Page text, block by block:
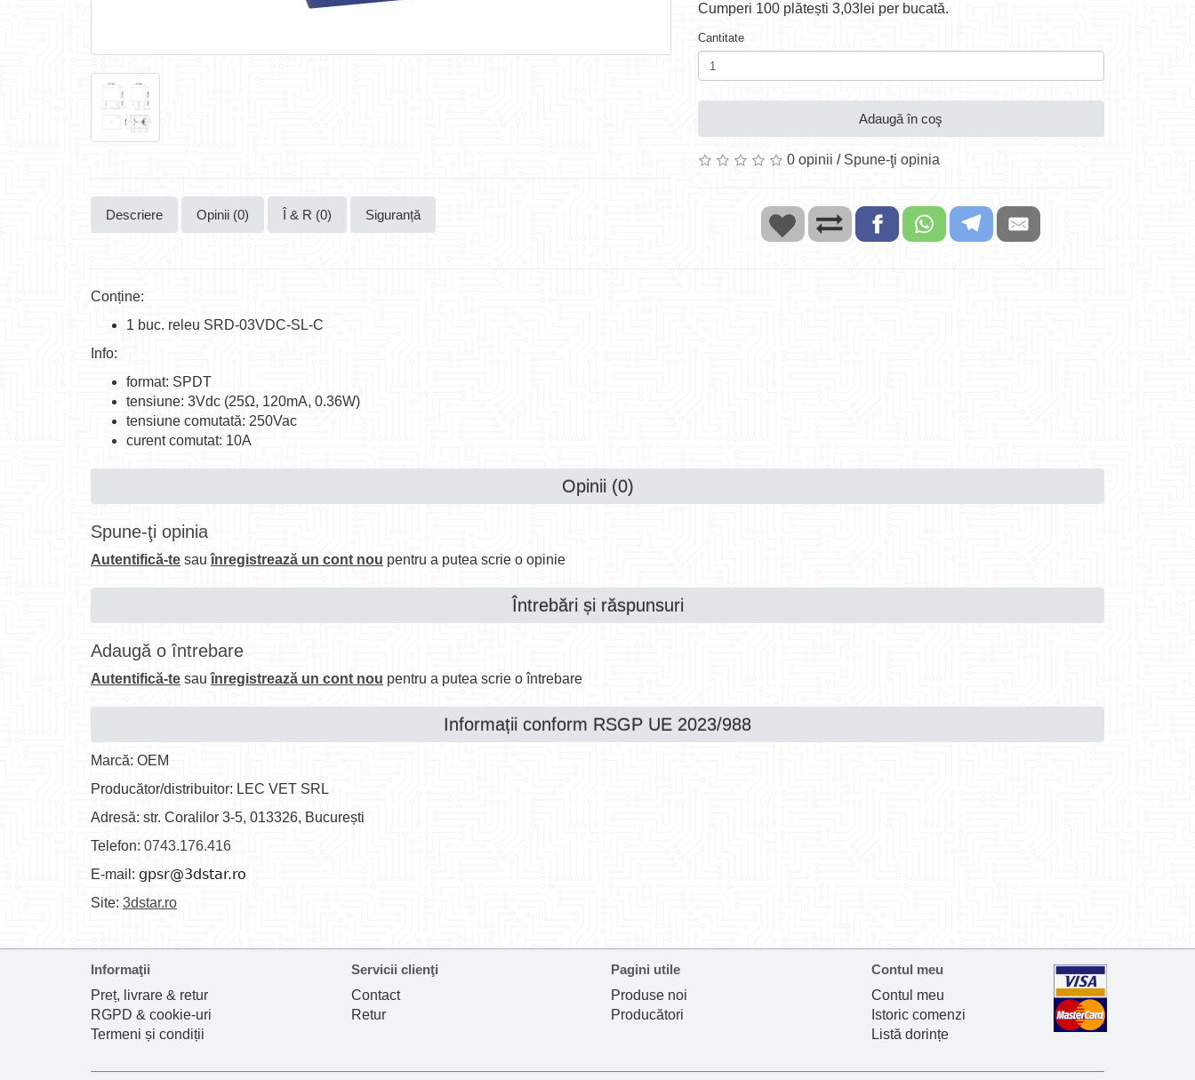
Descriere Opinii (0) Î & R (0) Siguranță
Cumperi 100 plătești 3,03lei per bucată.
Cantitate
Adaugă în coş
0 opinii / Spune-ţi opinia
Conține:
1 buc. releu SRD-03VDC-SL-C
Info:
format: SPDT
tensiune: 3Vdc (25Ω, 120mA, 0.36W)
tensiune comutată: 250Vac
curent comutat: 10A
Opinii (0)
Spune-ţi opinia
Autentifică-te sauînregistrează un cont nou pentru a putea scrie o opinie
Întrebări și răspunsuri
Adaugă o întrebare
Autentifică-te sauînregistrează un cont nou pentru a putea scrie o întrebare
Informații conform RSGP UE 2023/988
Marcă: OEM
Producător/distribuitor: LEC VET SRL
Adresă: str. Coralilor 3-5, 013326, București
Telefon: 0743.176.416
E-mail:
Site: 3dstar.ro
Informaţii
Preț, livrare & retur
RGPD & cookie-uri
Termeni și condiții
Servicii clienţi
Contact
Retur
Pagini utile
Produse noi
Producători
Contul meu
Contul meu
Istoric comenzi
Listă dorințe